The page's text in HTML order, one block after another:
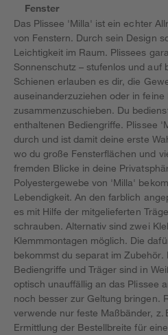
Fenster
Das Plissee 'Milla' ist ein echter
von Fenstern. Durch sein Design
Leichtigkeit im Raum. Plissees
Sonnenschutz – stufenlos und auf
Schienen erlauben es dir, die
auseinanderzuziehen oder in feine
zusammenzuschieben. Du
enthaltenen Bediengriffe. Plissee
durch und ist damit deine erste
wo du große Fensterflächen und
fremden Blicke in deine
Polyestergewebe von 'Milla'
Lebendigkeit. An den farblich
es mit Hilfe der mitgelieferten
schrauben. Alternativ sind zwei
Klemmmontagen möglich. Die
bekommst du separat im Zubehör.
Bediengriffe und Träger sind in
optisch unauffällig an das Plissee
noch besser zur Geltung bringen.
verwende nur feste Maßbänder, z.
Ermittlung der Bestellbreite für